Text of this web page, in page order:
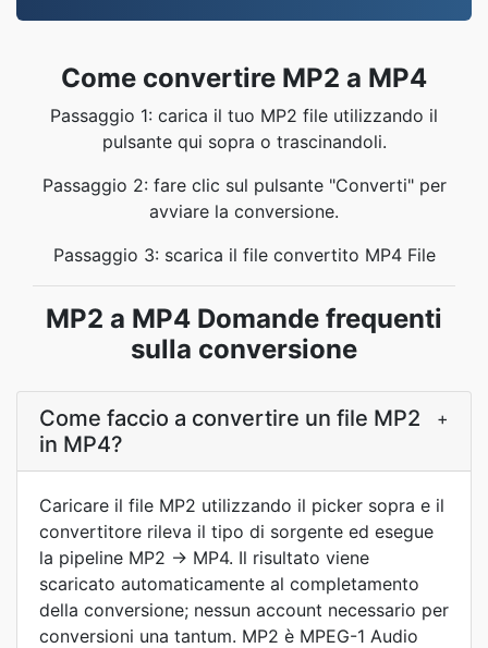
Come convertire MP2 a MP4
Passaggio 1: carica il tuo MP2 file utilizzando il
pulsante qui sopra o trascinandoli.
Passaggio 2: fare clic sul pulsante "Converti" per
avviare la conversione.
Passaggio 3: scarica il file convertito MP4 File
MP2 a MP4 Domande frequenti
sulla conversione
Come faccio a convertire un file MP2
in MP4?
+
Caricare il file MP2 utilizzando il picker sopra e il
convertitore rileva il tipo di sorgente ed esegue
la pipeline MP2 → MP4. Il risultato viene
scaricato automaticamente al completamento
della conversione; nessun account necessario per
conversioni una tantum. MP2 è MPEG-1 Audio